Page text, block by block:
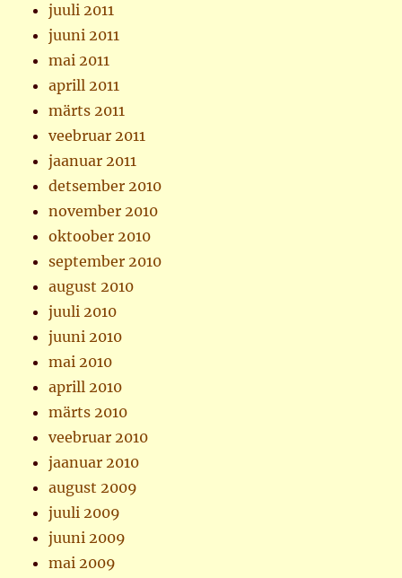
juuli 2011
juuni 2011
mai 2011
aprill 2011
märts 2011
veebruar 2011
jaanuar 2011
detsember 2010
november 2010
oktoober 2010
september 2010
august 2010
juuli 2010
juuni 2010
mai 2010
aprill 2010
märts 2010
veebruar 2010
jaanuar 2010
august 2009
juuli 2009
juuni 2009
mai 2009